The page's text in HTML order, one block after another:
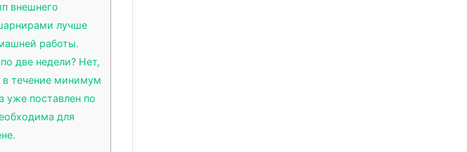
внешнего
лучше
работы.
две недели? Нет,
течение минимум
уже поставлен по
для